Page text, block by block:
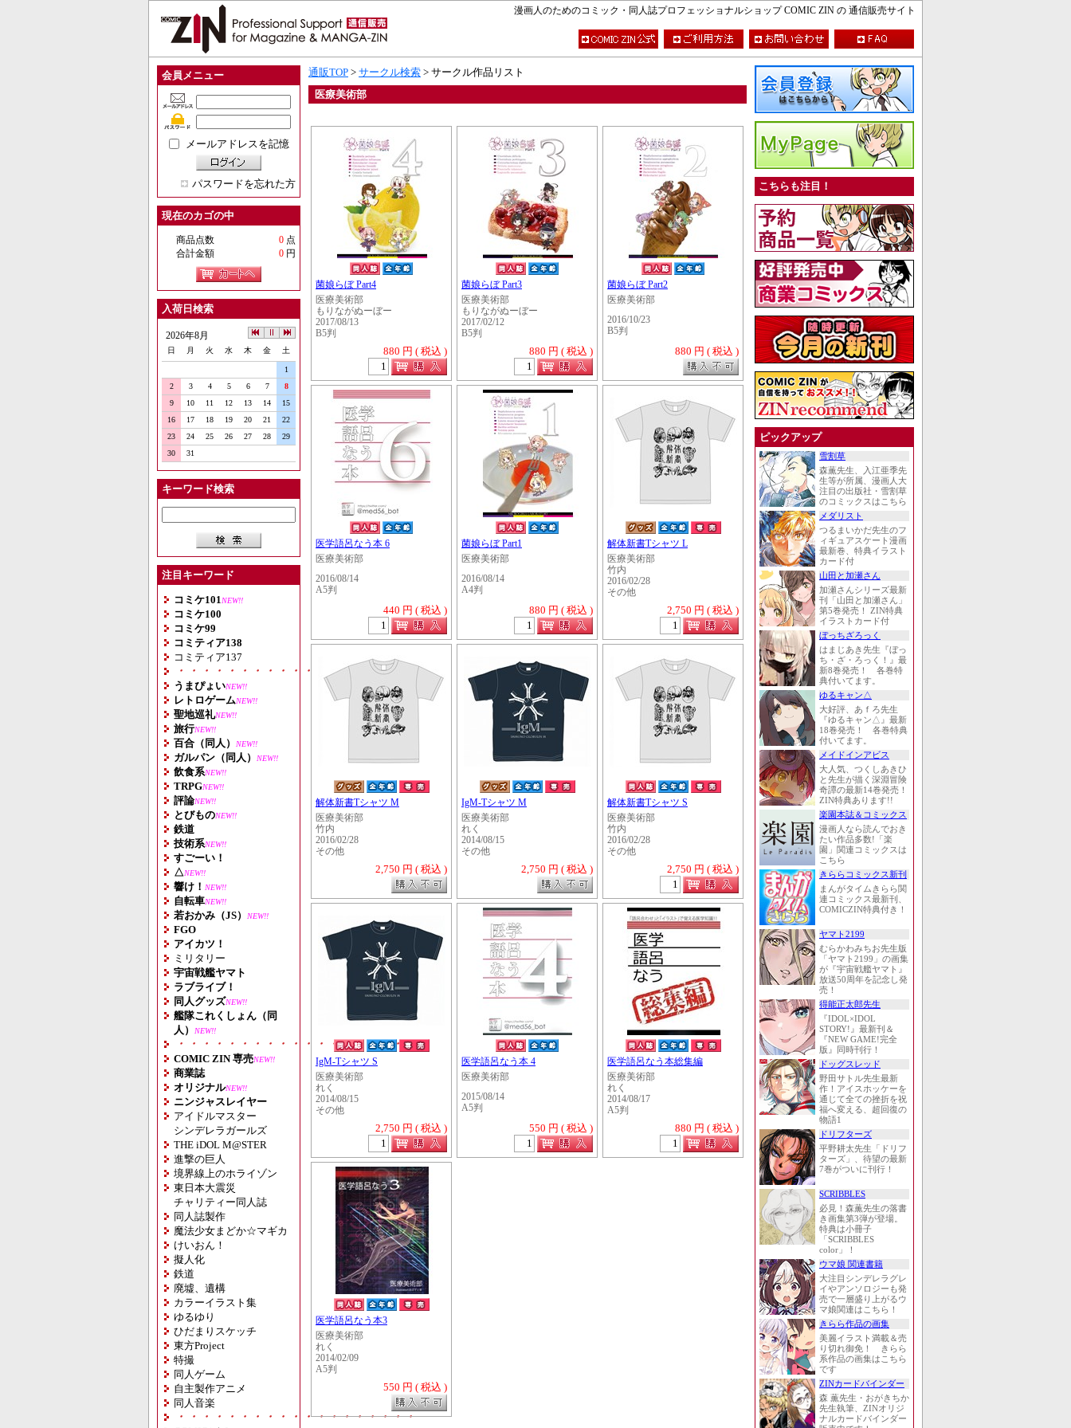
漫画人のためのコミック・同人誌プロフェッショナルショップ COMIC ZIN の 通信販売サイト
会員メニュー
メールアドレスを記憶
パスワードを忘れた方
現在のカゴの中
商品点数 0 点
合計金額
0 円
入荷日検索
2026年8月
日 月 火 水 木 金 土
1
2
3 4 5 6 7
8
9
10 11 12 13 14
15
16
17 18 19 20 21
22
23
24 25 26 27 28
29
30
31
キーワード検索
注目キーワード
コミケ101 NEW!!
コミケ100
コミケ99
コミティア138
コミティア137
・・・・・・・・・・・・・・・・・・・
うまぴょいNEW!!
レトロゲームNEW!!
聖地巡礼NEW!!
旅行NEW!!
百合（同人） NEW!!
ガルパン（同人） NEW!!
飲食系NEW!!
TRPGNEW!!
評論NEW!!
とびものNEW!!
鉄道
技術系NEW!!
すごーい！
△NEW!!
響け！ NEW!!
自転車NEW!!
若おかみ（JS） NEW!!
FGO
アイカツ！
ミリタリー
宇宙戦艦ヤマト
ラブライブ！
同人グッズNEW!!
艦隊これくしょん（同
人）
NEW!!
・・・・・・・・・・・・・・・・・・・
COMIC ZIN 専売NEW!!
商業誌
オリジナルNEW!!
ニンジャスレイヤー
アイドルマスター
シンデレラガールズ
THE iDOL M@STER
進撃の巨人
境界線上のホライゾン
東日本大震災
チャリティー同人誌
同人誌製作
魔法少女まどか☆マギカ
けいおん！
擬人化
鉄道
廃墟、遺構
カラーイラスト集
ゆるゆり
ひだまりスケッチ
東方Project
特撮
同人ゲーム
自主製作アニメ
同人音楽
・・・・・・・・・・・・・・・・・・・
通販TOP > サークル検索 > サークル作品リスト
医療美術部
菌娘らぼ Part4
医療美術部
もりながぬーぼー
2017/08/13
B5判
880 円 ( 税込 )
菌娘らぼ Part3
医療美術部
もりながぬーぼー
2017/02/12
B5判
880 円 ( 税込 )
菌娘らぼ Part2
医療美術部
2016/10/23
B5判
880 円 ( 税込 )
医学語呂なう本 6
医療美術部
2016/08/14
A5判
440 円 ( 税込 )
菌娘らぼ Part1
医療美術部
2016/08/14
A4判
880 円 ( 税込 )
解体新書Tシャツ L
医療美術部
竹内
2016/02/28
その他
2,750 円 ( 税込 )
解体新書Tシャツ M
医療美術部
竹内
2016/02/28
その他
2,750 円 ( 税込 )
IgM-Tシャツ M
医療美術部
れく
2014/08/15
その他
2,750 円 ( 税込 )
解体新書Tシャツ S
医療美術部
竹内
2016/02/28
その他
2,750 円 ( 税込 )
IgM-Tシャツ S
医療美術部
れく
2014/08/15
その他
2,750 円 ( 税込 )
医学語呂なう本 4
医療美術部
2015/08/14
A5判
550 円 ( 税込 )
医学語呂なう本総集編
医療美術部
れく
2014/08/17
A5判
880 円 ( 税込 )
医学語呂なう本3
医療美術部
れく
2014/02/09
A5判
550 円 ( 税込 )
こちらも注目！
ピックアップ
雪割草
森薫先生、入江亜季先
生等が所属、漫画人大
注目の出版社・雪割草
のコミックスはこちら
メダリスト
つるまいかだ先生のフ
ィギュアスケート漫画
最新巻、特典イラスト
カード付
山田と加瀬さん
加瀬さんシリーズ最新
刊「山田と加瀬さん」
第5巻発売！ ZIN特典
イラストカード付
ぼっちざろっく
はまじあき先生『ぼっ
ち・ざ・ろっく！』最
新8巻発売！ 各巻特
典付いてます。
ゆるキャン△
大好評、あｆろ先生
『ゆるキャン△』最新
18巻発売！ 各巻特典
付いてます。
メイドインアビス
大人気、つくしあきひ
と先生が描く深淵冒険
奇譚の最新14巻発売！
ZIN特典あります!!
楽園本誌＆コミックス
漫画人なら読んでおき
たい作品多数!「楽
園」関連コミックスは
こちら
きららコミックス新刊
まんがタイムきらら関
連コミックス最新刊、
COMICZIN特典付き！
ヤマト2199
むらかわみちお先生版
「ヤマト2199」の画集
が『宇宙戦艦ヤマト』
放送50周年を記念し発
売！
得能正太郎先生
『IDOL×IDOL
STORY!』最新刊＆
『NEW GAME!完全
版』同時刊行！
ドッグスレッド
野田サトル先生最新
作！アイスホッケーを
通じて全ての挫折を祝
福へ変える、超回復の
物語1
ドリフターズ
平野耕太先生「ドリフ
ターズ」、待望の最新
7巻がついに刊行！
SCRIBBLES
必見！森薫先生の落書
き画集第3弾が登場。
特典は小冊子
「SCRIBBLES
color」！
ウマ娘 関連書籍
大注目シンデレラグレ
イやアンソロジーも発
売で一層盛り上がるウ
マ娘関連はこちら！
きらら作品の画集
美麗イラスト満載＆売
り切れ御免！ きらら
系作品の画集はこちら
です
ZINカードバインダー
森 薫先生・おがきちか
先生執筆、ZINオリジ
ナルカードバインダー